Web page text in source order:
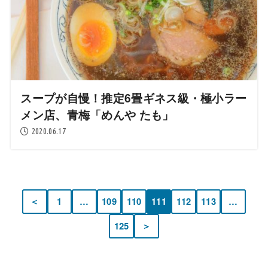
スープが自慢！推定6畳ギネス級・極小ラー
メン店、青梅「めんや たも」
2020.06.17
＜ 1 … 109 110 111 112 113
…
125
＞